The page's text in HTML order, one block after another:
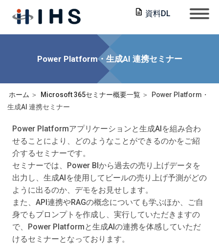
資料DL
Power Platform・生成AI 連携セミナー
ホーム Microsoft 365セミナー概要一覧
Power Platform・
生成AI 連携セミナー
Power Platformアプリケーションと生成AIを組み合わ
せることにより、どのようなことができるのかをご紹
介するセミナーです。
セミナーでは、Power BIから過去の売り上げデータを
出力し、生成AIを使用してビールの売り上げ予測がどの
ように出るのか、デモをお見せします。
また、API連携やRAGの概念についても学ぶほか、ご自
身でもプロンプトを作成し、実行していただきますの
で、Power Platformと生成AIの連携を体感していただ
けるセミナーとなっております。